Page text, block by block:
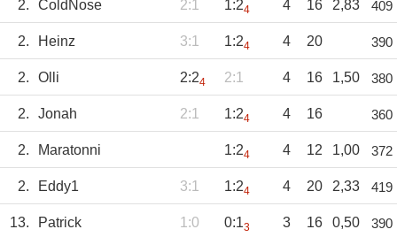
2. ColdNose 2:1 1:24 4 16 2,83 409
2. Heinz 3:1 1:24 4 20 390
2. Olli 2:24 2:1 4 16 1,50 380
2. Jonah 2:1 1:24 4 16 360
2. Maratonni 1:24 4 12 1,00 372
2. Eddy1 3:1 1:24 4 20 2,33 419
13. Patrick 1:0 0:13 3 16 0,50 390